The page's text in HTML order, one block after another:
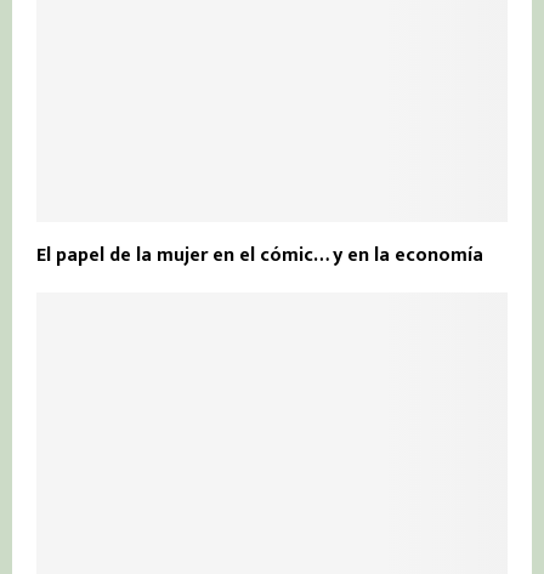
El papel de la mujer en el cómic… y en la economía